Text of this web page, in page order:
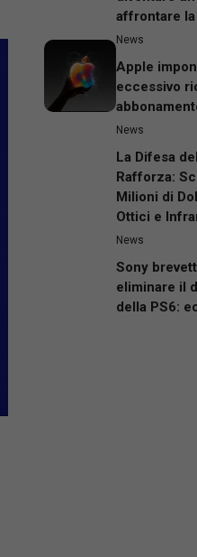
affrontare
News
Apple
eccessivo
News
La Difesa
Rafforza:
Milioni di
Ottici e
News
Sony
eliminare il
della PS6: